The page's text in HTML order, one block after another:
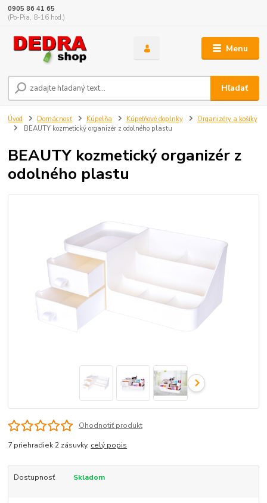
Menu
Hľadať
0905 86 41 65
(Po-Pia, 8-16 hod.)
Úvod Domácnosť Kúpelňa Kúpeľňové doplnky
Organizéry a košíky
BEAUTY kozmetický organizér z odolného plastu
BEAUTY kozmetický organizér z
odolného plastu
Ohodnotiť produkt
7 priehradiek 2 zásuvky. celý popis
Dostupnosť Skladom